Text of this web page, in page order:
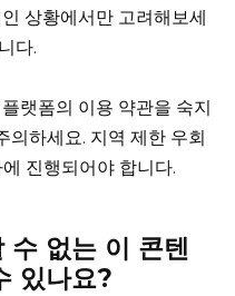
상황에서만 고려해보세
다.
랫폼의 이용 약관을 숙지
의하세요. 지역 제한 우회
진행되어야 합니다.
수 없는 이 콘텐
있나요?